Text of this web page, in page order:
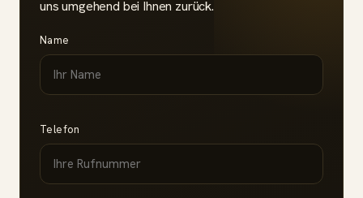
uns umgehend bei Ihnen zurück.
Name
Telefon